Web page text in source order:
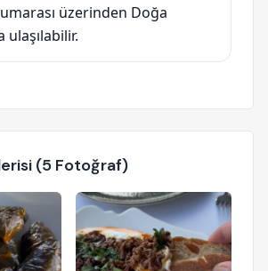
üzerinden Doğa
ulaşılabilir.
(5 Fotoğraf)